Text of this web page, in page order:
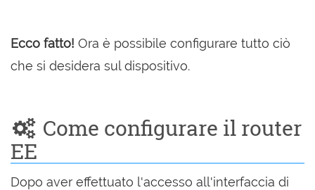
Ecco fatto! Ora è possibile configurare tutto ciò
che si desidera sul dispositivo.
Come configurare il router
EE
Dopo aver effettuato l'accesso all'interfaccia di